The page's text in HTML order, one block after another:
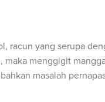
racun yang serupa
menggigit
masalah